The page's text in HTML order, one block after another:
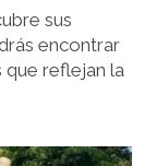
sus
encontrar
reflejan la